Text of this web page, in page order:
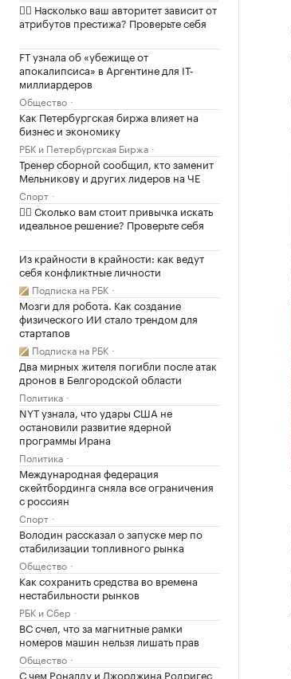
✍🏻 Насколько ваш авторитет зависит от
атрибутов престижа? Проверьте себя
FT узнала об «убежище от
апокалипсиса» в Аргентине для IT-
миллиардеров
Общество
Как Петербургская биржа влияет на
бизнес и экономику
РБК и Петербургская Биржа
Тренер сборной сообщил, кто заменит
Мельникову и других лидеров на ЧЕ
Спорт
✍🏻 Сколько вам стоит привычка искать
идеальное решение? Проверьте себя
Из крайности в крайности: как ведут
себя конфликтные личности
Подписка на РБК
Мозги для робота. Как создание
физического ИИ стало трендом для
стартапов
Подписка на РБК
Два мирных жителя погибли после атак
дронов в Белгородской области
Политика
NYT узнала, что удары США не
остановили развитие ядерной
программы Ирана
Политика
Международная федерация
скейтбординга сняла все ограничения
с россиян
Спорт
Володин рассказал о запуске мер по
стабилизации топливного рынка
Общество
Как сохранить средства во времена
нестабильности рынков
РБК и Сбер
ВС счел, что за магнитные рамки
номеров машин нельзя лишать прав
Общество
С чем Роналду и Джорджина Родригес